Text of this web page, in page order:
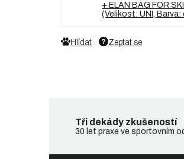
+ ELAN BAG FOR
(Velikost: UNI, Barva:
Zeptat se
Hlídat
Tři dekády zkušeností
30 let praxe ve sportovním